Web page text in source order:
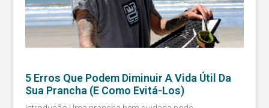
5 Erros Que Podem Diminuir A Vida Útil Da
Sua Prancha (e Como Evitá-Los)